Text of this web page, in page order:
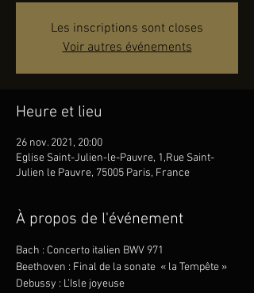
Les inscriptions sont closes
Voir autres événements
Heure et lieu
26 nov. 2021, 20:00
Eglise Saint-Julien-le-Pauvre, 1,Rue Saint-
Julien le Pauvre, 75005 Paris, France
À propos de l'événement
Bach : Concerto italien BWV 971
Beethoven : Final de la sonate  « la Tempête »
Debussy : L’Isle joyeuse